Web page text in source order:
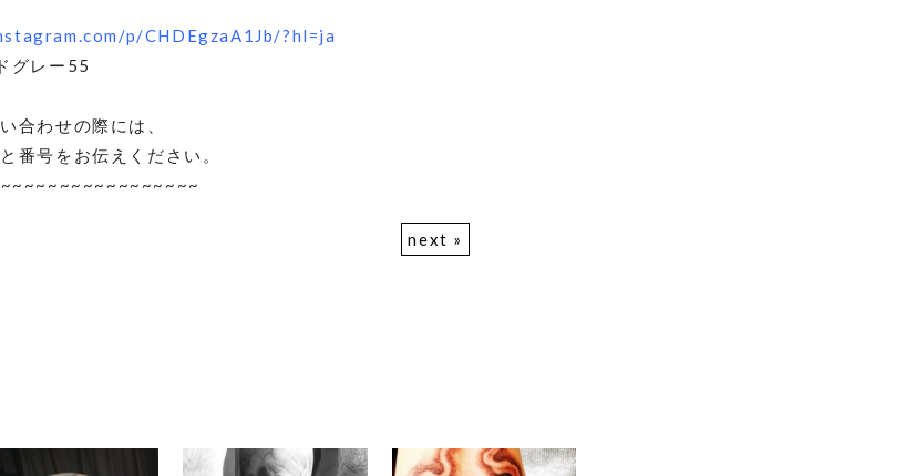
p/CHDEgzaA1Jb/?hl=ja
グレー55
合わせの際には、
番号をお伝えください。
next »